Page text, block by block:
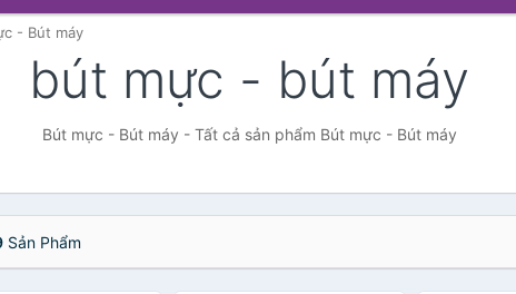
- Bút máy
bút mực - bút máy
Bút mực - Bút máy - Tất cả sản phẩm Bút mực - Bút máy
Sản Phẩm